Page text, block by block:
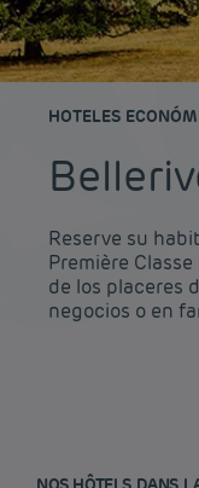
HOTELES
Reserve su
Première
de los placeres
negocios o en